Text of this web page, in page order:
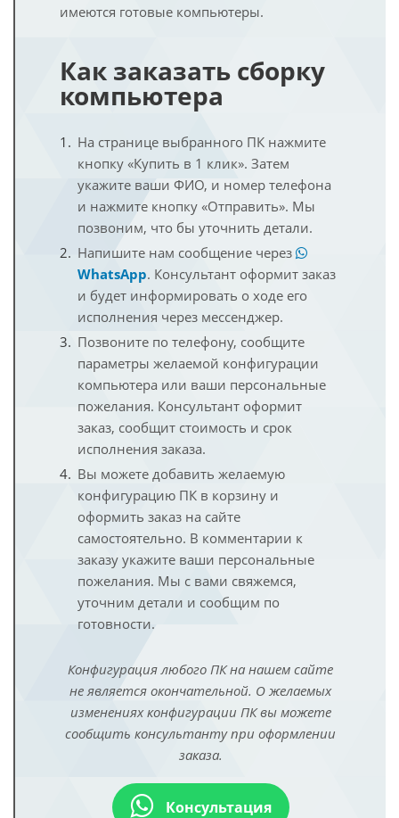
имеются готовые компьютеры.
Как заказать сборку
компьютера
На странице выбранного ПК нажмите
кнопку «Купить в 1 клик». Затем
укажите ваши ФИО, и номер телефона
и нажмите кнопку «Отправить». Мы
позвоним, что бы уточнить детали.
Напишите нам сообщение через
WhatsApp. Консультант оформит заказ
и будет информировать о ходе его
исполнения через мессенджер.
Позвоните по телефону, сообщите
параметры желаемой конфигурации
компьютера или ваши персональные
пожелания. Консультант оформит
заказ, сообщит стоимость и срок
исполнения заказа.
Вы можете добавить желаемую
конфигурацию ПК в корзину и
оформить заказ на сайте
самостоятельно. В комментарии к
заказу укажите ваши персональные
пожелания. Мы с вами свяжемся,
уточним детали и сообщим по
готовности.
Конфигурация любого ПК на нашем сайте
не является окончательной. О желаемых
изменениях конфигурации ПК вы можете
сообщить консультанту при оформлении
заказа.
Консультация